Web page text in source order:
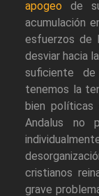
apogeo de
acumulación
esfuerzos de
desviar hacia
suficiente de
tenemos la
bien
Andalus no
cristianos
grave